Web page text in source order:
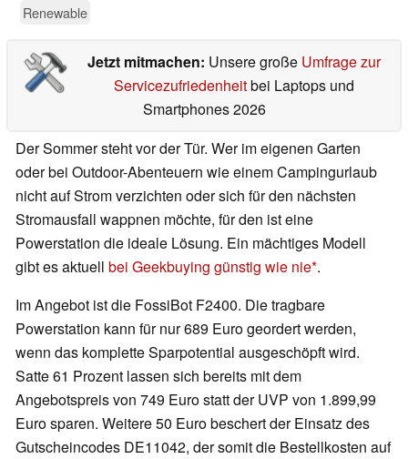
Renewable
Jetzt mitmachen: Unsere große Umfrage zur
Servicezufriedenheitbei Laptops und
Smartphones 2026
Der Sommer steht vor der Tür. Wer im eigenen Garten
oder bei Outdoor-Abenteuern wie einem Campingurlaub
nicht auf Strom verzichten oder sich für den nächsten
Stromausfall wappnen möchte, für den ist eine
Powerstation die ideale Lösung. Ein mächtiges Modell
gibt es aktuell bei Geekbuying günstig wie nie .
Im Angebot ist die FossiBot F2400. Die tragbare
Powerstation kann für nur 689 Euro geordert werden,
wenn das komplette Sparpotential ausgeschöpft wird.
Satte 61 Prozent lassen sich bereits mit dem
Angebotspreis von 749 Euro statt der UVP von 1.899,99
Euro sparen. Weitere 50 Euro beschert der Einsatz des
Gutscheincodes DE11042, der somit die Bestellkosten auf